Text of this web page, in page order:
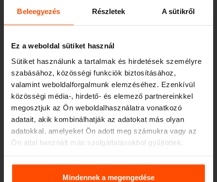
Beleegyezés Részletek A sütikről
Ez a weboldal sütiket használ
Sütiket használunk a tartalmak és hirdetések személyre
szabásához, közösségi funkciók biztosításához,
valamint weboldalforgalmunk elemzéséhez. Ezenkívül
közösségi média-, hirdető- és elemező partnereinkkel
megosztjuk az Ön weboldalhasználatra vonatkozó
adatait, akik kombinálhatják az adatokat más olyan
adatokkal, amelyeket Ön adott meg számukra vagy az
Ön által használt más szolgáltatásokból gyűjtöttek.
További információért kérjük, látogasson el aPrinciples
Relating to the Processing. Personal Data
Mindennek a megengedése
Fedett dohányzóhely
Fedett kerékpártárolók
Köztéri asztal
Kerékpártárolók / roller
támaszok